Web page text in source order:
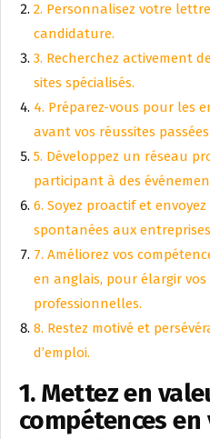
2. Personnalisez votre
candidature.
3. Recherchez activement
sites spécialisés.
4. Préparez-vous pour les
avant vos réussites
5. Développez un réseau
participant à des
6. Soyez proactif et
spontanées aux
7. Améliorez vos
en anglais, pour élargir
professionnelles.
8. Restez motivé et
d’emploi.
1. Mettez en
compétences